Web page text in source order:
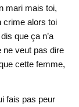
mari mais toi,
crime alors toi
que ça n’a
ne veut pas dire
cette femme,
fais pas peur